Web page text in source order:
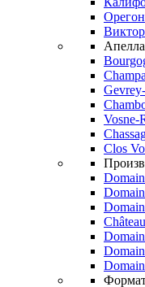
Орегон
Vosne-
Clos